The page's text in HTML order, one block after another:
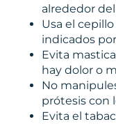
alrededor
Usa el
indicados
Evita
hay dolor o
No
prótesis con
Evita el